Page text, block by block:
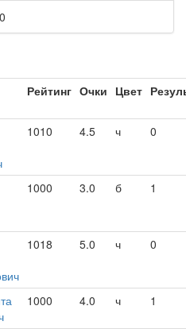
Рейтинг Очки Цвет
1010 4.5 ч 0
1000 3.0 б 1
1018 5.0 ч 0
1000 4.0 ч 1